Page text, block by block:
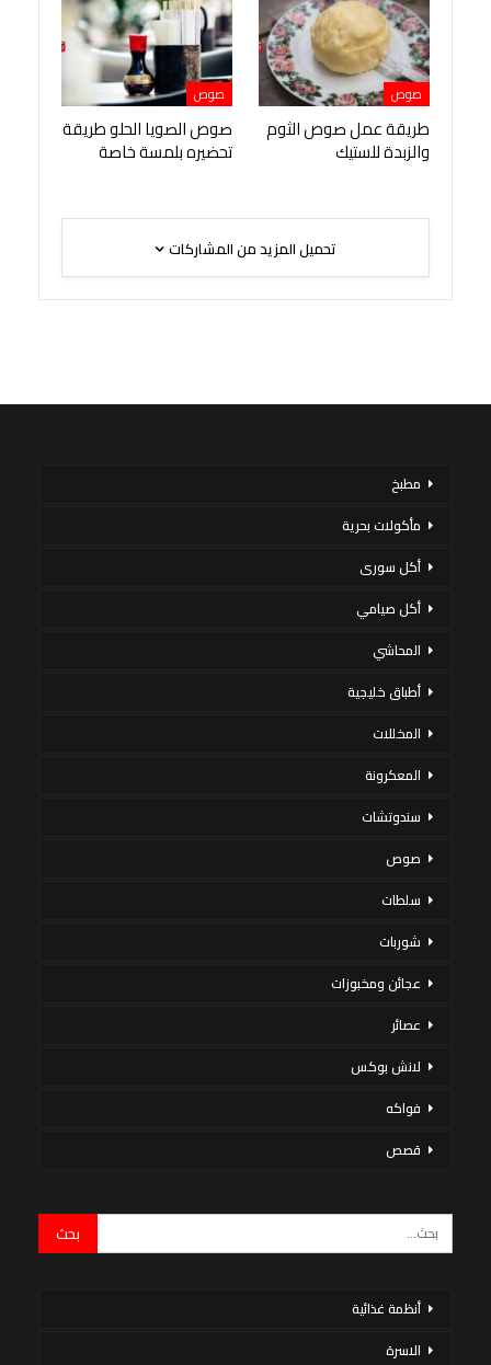
صوص
طريقة عمل صوص الثوم
والزبدة للستيك
صوص
صوص الصويا الحلو طريقة
تحضيره بلمسة خاصة
تحميل المزيد من المشاركات
مطبخ
مأكولات بحرية
أكل سورى
أكل صيامي
المحاشي
أطباق خليجية
المخللات
المعكرونة
سندوتشات
صوص
سلطات
شوربات
عجائن ومخبوزات
عصائر
لانش بوكس
فواكه
قصص
أنظمة غذائية
الاسرة